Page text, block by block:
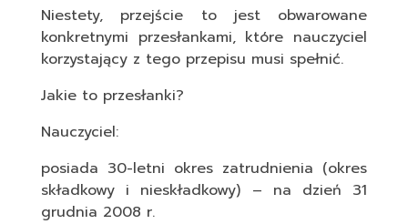
Niestety, przejście to jest obwarowane
konkretnymi przesłankami, które nauczyciel
korzystający z tego przepisu musi spełnić.
Jakie to przesłanki?
Nauczyciel:
posiada 30-letni okres zatrudnienia (okres
składkowy i nieskładkowy) – na dzień 31
grudnia 2008 r.